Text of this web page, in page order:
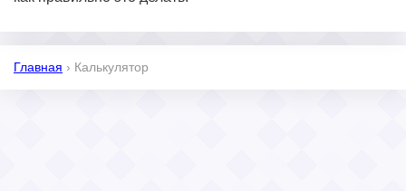
Главная › Калькулятор